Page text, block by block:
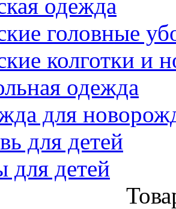
одежда
головные
колготки и
одежда
для
для детей
для детей